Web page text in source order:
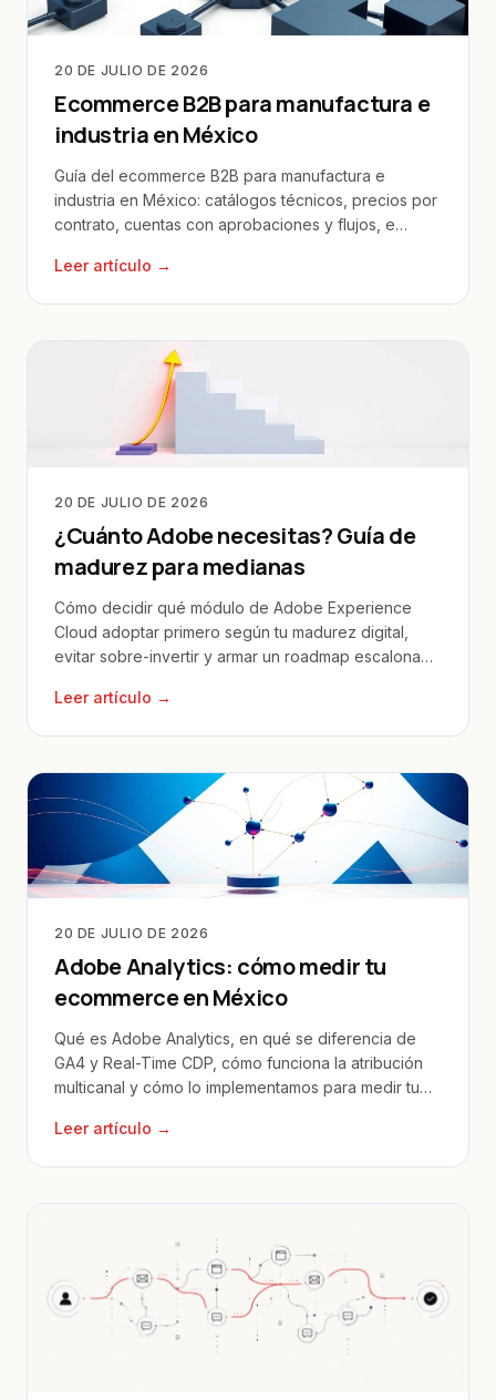
20 DE JULIO DE 2026
Ecommerce B2B para manufactura e
industria en México
Guía del ecommerce B2B para manufactura e
industria en México: catálogos técnicos, precios por
contrato, cuentas con aprobaciones y flujos, e
Leer artículo →
20 DE JULIO DE 2026
¿Cuánto Adobe necesitas? Guía de
madurez para medianas
Cómo decidir qué módulo de Adobe Experience
Cloud adoptar primero según tu madurez digital,
evitar sobre-invertir y armar un roadmap escalonado
Leer artículo →
20 DE JULIO DE 2026
Adobe Analytics: cómo medir tu
ecommerce en México
Qué es Adobe Analytics, en qué se diferencia de
GA4 y Real-Time CDP, cómo funciona la atribución
multicanal y cómo lo implementamos para medir tu
Leer artículo →